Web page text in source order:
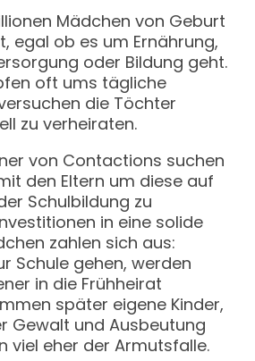
Mädchen von Geburt
egal ob es um Ernährung,
oder Bildung geht.
oft ums tägliche
die Töchter
zu verheiraten.
von Contactions suchen
den Eltern um diese auf
Schulbildung zu
in eine solide
zahlen sich aus:
Schule gehen, werden
in die Frühheirat
später eigene Kinder,
Gewalt und Ausbeutung
viel eher der Armutsfalle.